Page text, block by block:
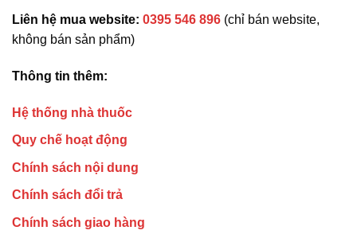
Liên hệ mua website: 0395 546 896 (chỉ bán website,
không bán sản phẩm)
Thông tin thêm:
Hệ thống nhà thuốc
Quy chế hoạt động
Chính sách nội dung
Chính sách đổi trả
Chính sách giao hàng